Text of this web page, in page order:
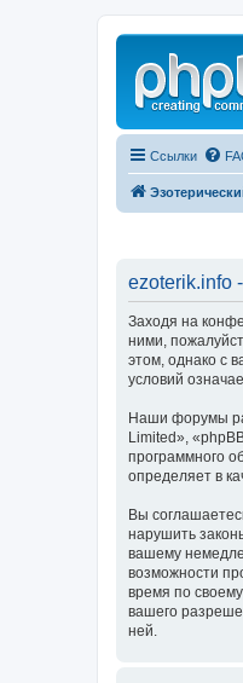
Ссылки
ezoterik.info
Заходя на
ними,
этом, однако с
условий
Наши форумы
Limited»,
программного
определяет в
Вы
нарушить
вашему
возможности
время по
вашего
ней.